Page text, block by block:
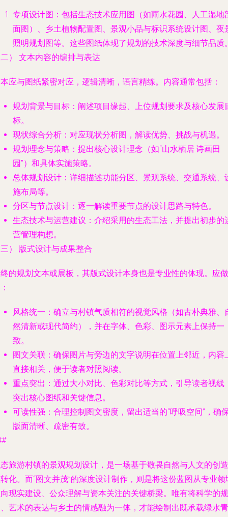
专项设计图 ：包括生态技术应用图（如雨水花园、人工湿地
面图）、乡土植物配置图、景观小品与标识系统设计图、夜
照明规划图等。这些图纸体现了规划的技术深度与细节品质
） 文本内容的编排与表达
应与图纸紧密对应，逻辑清晰，语言精练。内容通常包括：
规划背景与目标 ：阐述项目缘起、上位规划要求及核心发展
标。
现状综合分析 ：对应现状分析图，解读优势、挑战与机遇。
规划理念与策略 ：提出核心设计理念（如“山水栖居·诗画田
园”）和具体实施策略。
总体规划设计 ：详细描述功能分区、景观系统、交通系统、
施布局等。
分区与节点设计 ：逐一解读重要节点的设计思路与特色。
生态技术与运营建议 ：介绍采用的生态工法，并提出初步的
营管理构想。
） 版式设计与成果整合
的规划文本或展板，其版式设计本身也是专业性的体现。应做
风格统一 ：确立与村镇气质相符的视觉风格（如古朴典雅、
然清新或现代简约），并在字体、色彩、图示元素上保持一
致。
图文关联 ：确保图片与旁边的文字说明在位置上邻近，内容
直接相关，便于读者对照阅读。
重点突出 ：通过大小对比、色彩对比等方式，引导读者视线
突出核心图纸和关键信息。
可读性强 ：合理控制图文密度，留出适当的“呼吸空间”，确
版面清晰、疏密有致。
旅游村镇的景观规划设计，是一场基于敬畏自然与人文的创造
化。而“图文并茂”的深度设计制作，则是将这份蓝图从专业领
现实建设、公众理解与资本关注的关键桥梁。唯有将科学的规
艺术的表达与乡土的情感融为一体，才能绘制出既承载绿水青